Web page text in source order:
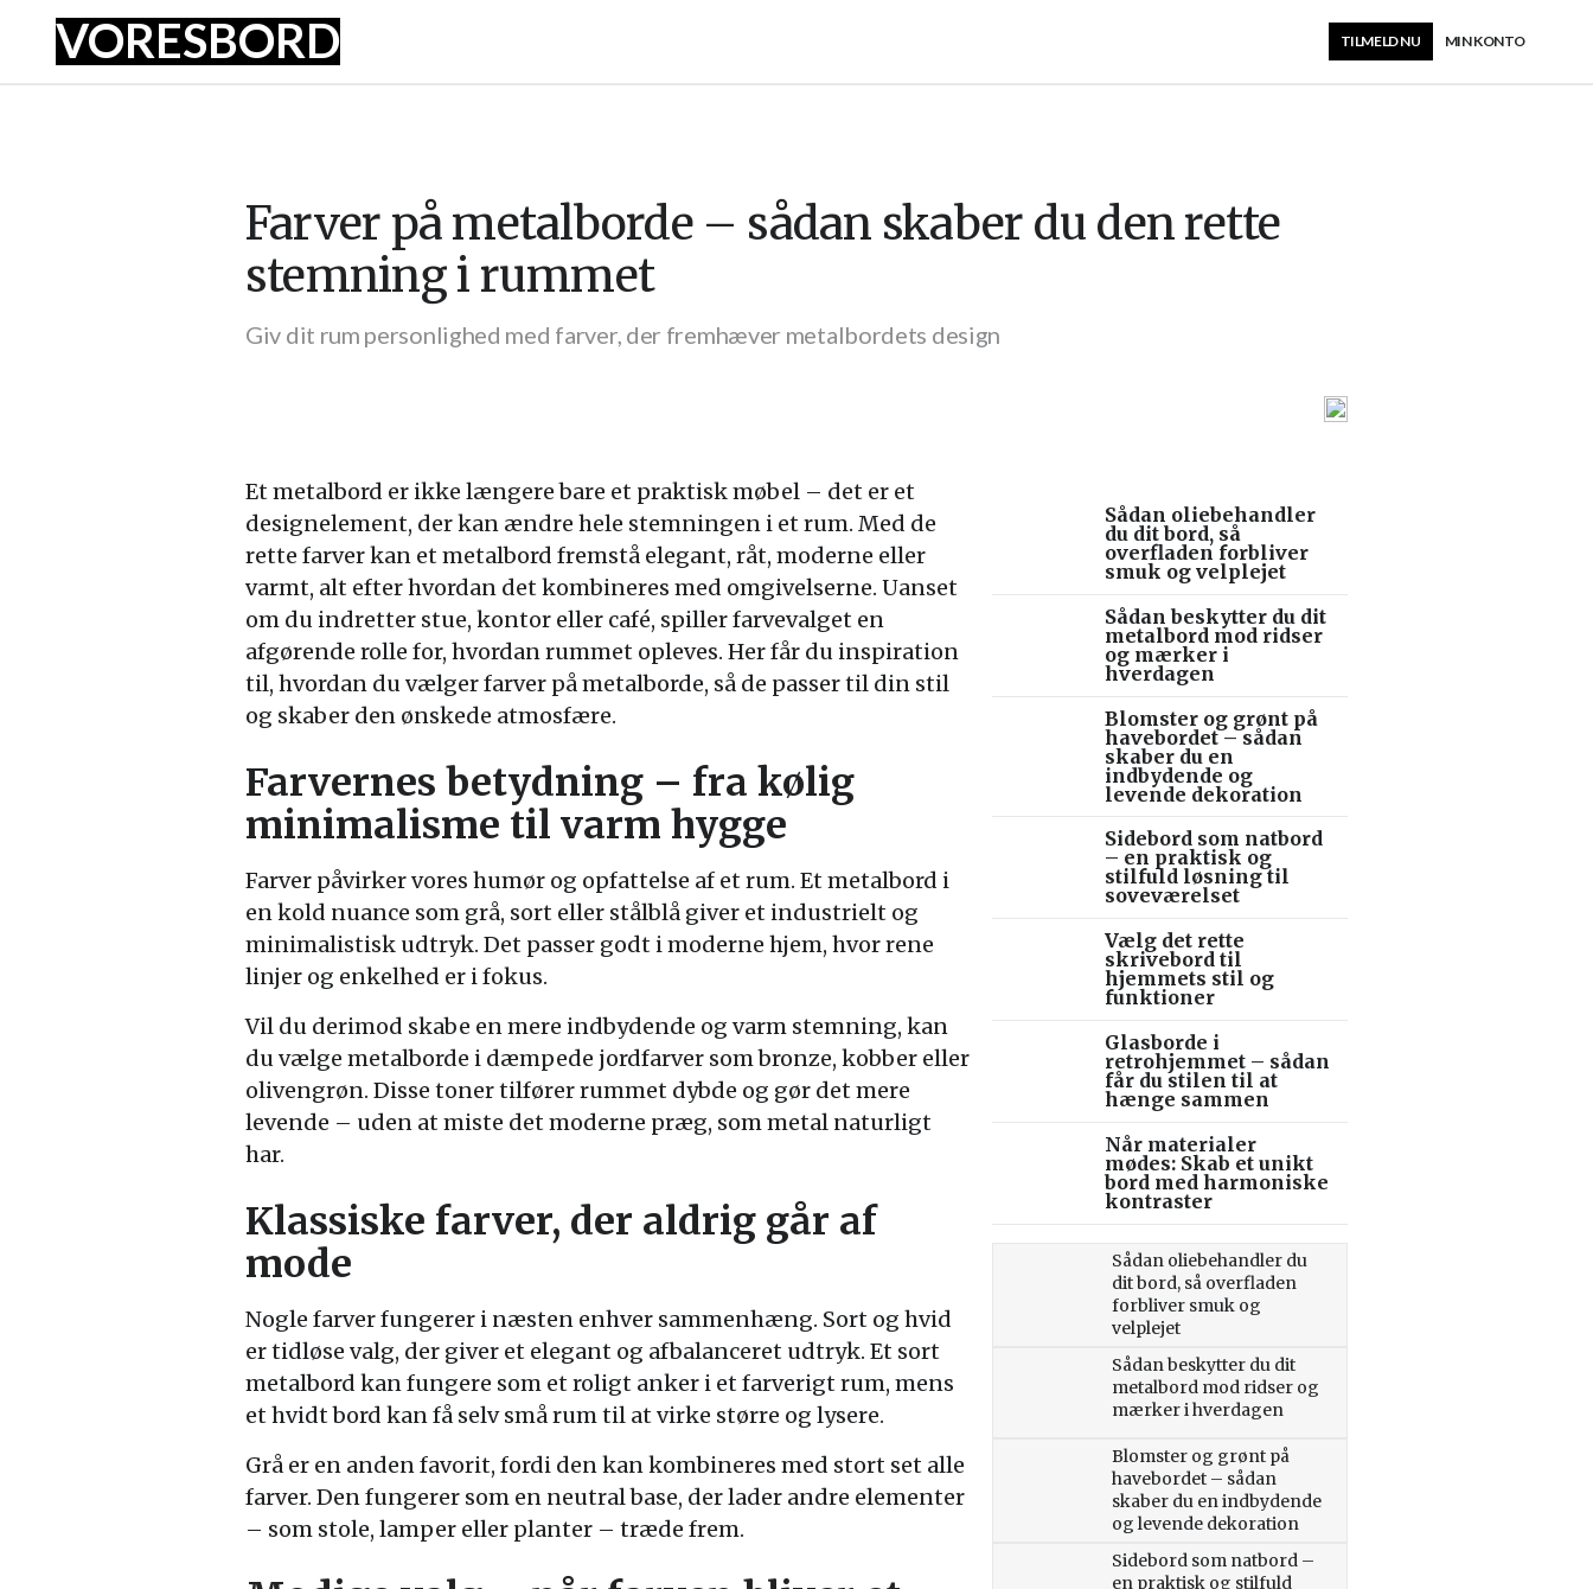
VORESBORD MIN KONTO
TILMELD NU
Farver på metalborde – sådan skaber du den rette
stemning i rummet
Giv dit rum personlighed med farver, der fremhæver metalbordets design
Et metalbord er ikke længere bare et praktisk møbel – det er et
designelement, der kan ændre hele stemningen i et rum. Med de
rette farver kan et metalbord fremstå elegant, råt, moderne eller
varmt, alt efter hvordan det kombineres med omgivelserne. Uanset
om du indretter stue, kontor eller café, spiller farvevalget en
afgørende rolle for, hvordan rummet opleves. Her får du inspiration
til, hvordan du vælger farver på metalborde, så de passer til din stil
og skaber den ønskede atmosfære.
Farvernes betydning – fra kølig
minimalisme til varm hygge
Farver påvirker vores humør og opfattelse af et rum. Et metalbord i
en kold nuance som grå, sort eller stålblå giver et industrielt og
minimalistisk udtryk. Det passer godt i moderne hjem, hvor rene
linjer og enkelhed er i fokus.
Vil du derimod skabe en mere indbydende og varm stemning, kan
du vælge metalborde i dæmpede jordfarver som bronze, kobber eller
olivengrøn. Disse toner tilfører rummet dybde og gør det mere
levende – uden at miste det moderne præg, som metal naturligt
har.
Klassiske farver, der aldrig går af
mode
Nogle farver fungerer i næsten enhver sammenhæng. Sort og hvid
er tidløse valg, der giver et elegant og afbalanceret udtryk. Et sort
metalbord kan fungere som et roligt anker i et farverigt rum, mens
et hvidt bord kan få selv små rum til at virke større og lysere.
Grå er en anden favorit, fordi den kan kombineres med stort set alle
farver. Den fungerer som en neutral base, der lader andre elementer
– som stole, lamper eller planter – træde frem.
Sådan oliebehandler
du dit bord, så
overfladen forbliver
smuk og velplejet
Sådan beskytter du dit
metalbord mod ridser
og mærker i
hverdagen
Blomster og grønt på
havebordet – sådan
skaber du en
indbydende og
levende dekoration
Sidebord som natbord
– en praktisk og
stilfuld løsning til
soveværelset
Vælg det rette
skrivebord til
hjemmets stil og
funktioner
Glasborde i
retrohjemmet – sådan
får du stilen til at
hænge sammen
Når materialer
mødes: Skab et unikt
bord med harmoniske
kontraster
Sådan oliebehandler du
dit bord, så overfladen
forbliver smuk og
velplejet
Sådan beskytter du dit
metalbord mod ridser og
mærker i hverdagen
Blomster og grønt på
havebordet – sådan
skaber du en indbydende
og levende dekoration
Sidebord som natbord –
en praktisk og stilfuld